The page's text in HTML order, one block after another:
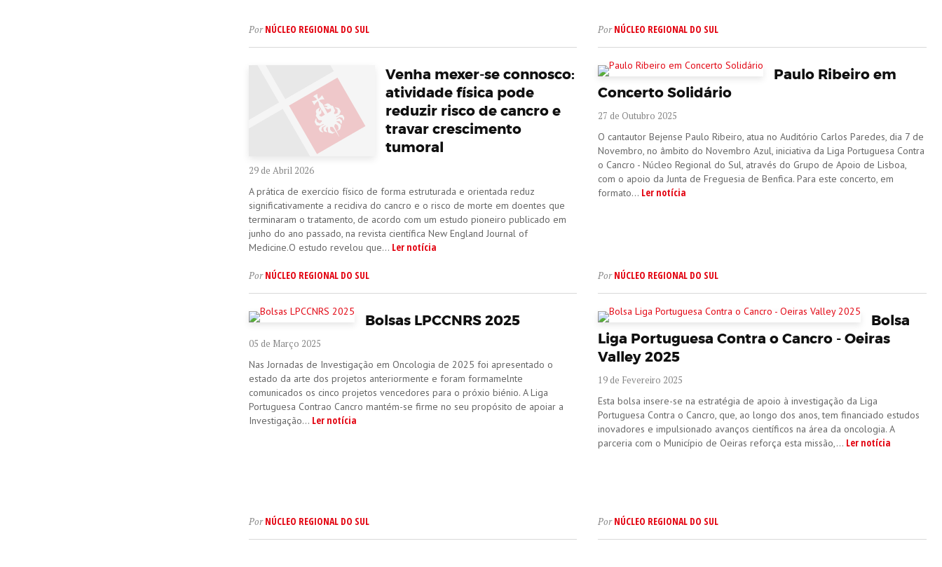
PorNÚCLEO REGIONAL DO SUL PorNÚCLEO REGIONAL DO SUL
Venha mexer-se connosco:
atividade física pode
reduzir risco de cancro e
travar crescimento
tumoral
29 de Abril 2026
A prática de exercício físico de forma estruturada e orientada reduz
significativamente a recidiva do cancro e o risco de morte em doentes que
terminaram o tratamento, de acordo com um estudo pioneiro publicado em
junho do ano passado, na revista científica New England Journal of
Medicine.O estudo revelou que... Ler notícia
PorNÚCLEO REGIONAL DO SUL
Paulo Ribeiro em
Concerto Solidário
27 de Outubro 2025
O cantautor Bejense Paulo Ribeiro, atua no Auditório Carlos Paredes, dia 7 de
Novembro, no âmbito do Novembro Azul, iniciativa da Liga Portuguesa Contra
o Cancro - Núcleo Regional do Sul, através do Grupo de Apoio de Lisboa,
com o apoio da Junta de Freguesia de Benfica. Para este concerto, em
formato... Ler notícia
PorNÚCLEO REGIONAL DO SUL
Bolsas LPCCNRS 2025
05 de Março 2025
Nas Jornadas de Investigação em Oncologia de 2025 foi apresentado o
estado da arte dos projetos anteriormente e foram formamelnte
comunicados os cinco projetos vencedores para o próxio biénio. A Liga
Portuguesa Contrao Cancro mantém-se firme no seu propósito de apoiar a
Investigação... Ler notícia
PorNÚCLEO REGIONAL DO SUL
Bolsa
Liga Portuguesa Contra o Cancro - Oeiras
Valley 2025
19 de Fevereiro 2025
Esta bolsa insere-se na estratégia de apoio à investigação da Liga
Portuguesa Contra o Cancro, que, ao longo dos anos, tem financiado estudos
inovadores e impulsionado avanços científicos na área da oncologia. A
parceria com o Município de Oeiras reforça esta missão,... Ler notícia
PorNÚCLEO REGIONAL DO SUL